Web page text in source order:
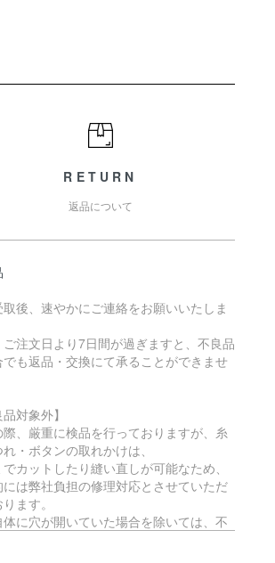
RETURN
返品について
後、速やかにご連絡をお願いいたしま
ご注文日より7日間が過ぎますと、不良品
も返品・交換にて承ることができませ
品対象外】
、厳重に検品を行っておりますが、糸
・ボタンの取れかけは、
カットしたり縫い直しが可能なため、
は弊社負担の修理対応とさせていただ
ます。
に穴が開いていた場合を除いては、不